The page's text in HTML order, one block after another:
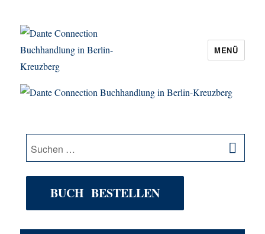
Dante Connection Buchhandlung in
MENÜ
Suche
nach:
BUCH BESTELLEN